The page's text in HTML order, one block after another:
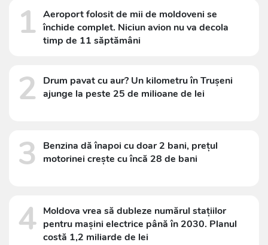
1 Aeroport folosit de mii de moldoveni se
închide complet. Niciun avion nu va decola
timp de 11 săptămâni
2
Drum pavat cu aur? Un kilometru în Trușeni
ajunge la peste 25 de milioane de lei
3
Benzina dă înapoi cu doar 2 bani, prețul
motorinei crește cu încă 28 de bani
4 Moldova vrea să dubleze numărul stațiilor
pentru mașini electrice până în 2030. Planul
costă 1,2 miliarde de lei